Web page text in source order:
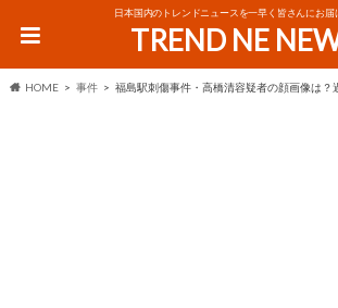
日本国内のトレンドニュースを一早く皆さんにお届
TREND NE
HOME 事件 福島駅刺傷事件・高橋清容疑者の顔画像は？